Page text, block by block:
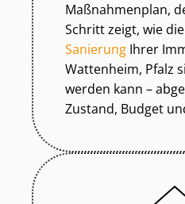
Maßnahmenplan,
Schritt zeigt, wie die
Sanierung Ihrer
Wattenheim, Pfalz
werden kann –
Zustand, Budget